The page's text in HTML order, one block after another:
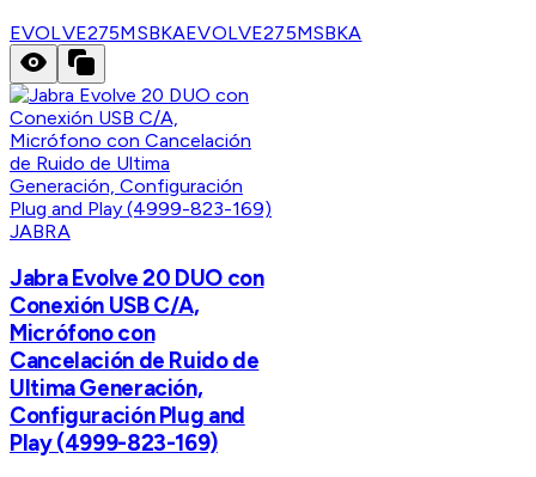
EVOLVE275MSBKAEVOLVE275MSBKA
JABRA
Jabra Evolve 20 DUO con
Conexión USB C/A,
Micrófono con
Cancelación de Ruido de
Ultima Generación,
Configuración Plug and
Play (4999-823-169)